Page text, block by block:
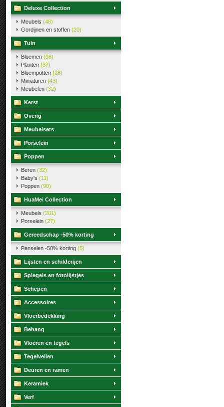
Deluxe Collection
Meubels (48)
Gordijnen en stoffen (20)
Tuin
Bloemen (98)
Planten (37)
Bloempotten (28)
Miniaturen (43)
Meubelen (32)
Kerst
Overig
Meubelsets
Porselein
Poppen
Beren (32)
Baby's (11)
Poppen (90)
HuaMei Collection
Meubels (201)
Porselein (27)
Gereedschap -50% korting
Penselen -50% korting (5)
Lijsten en schilderijen
Spiegels en fotolijstjes
Schepen
Accessoires
Vloerbedekking
Behang
Vloeren en tegels
Tegelvellen
Deuren en ramen
Keramiek
Verf